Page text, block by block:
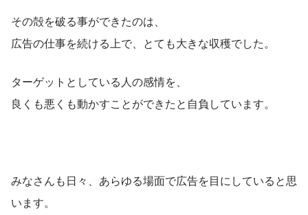
その殻を破る事ができたのは、
広告の仕事を続ける上で、とても大きな収穫でした。
ターゲットとしている人の感情を、
良くも悪くも動かすことができたと自負しています。
みなさんも日々、あらゆる場面で広告を目にしていると思
います。